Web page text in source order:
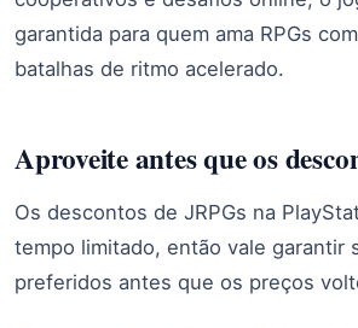
garantida para quem ama RPGs
batalhas de ritmo acelerado.
Aproveite antes que os
Os descontos de JRPGs na
tempo limitado, então vale garantir
preferidos antes que os preços